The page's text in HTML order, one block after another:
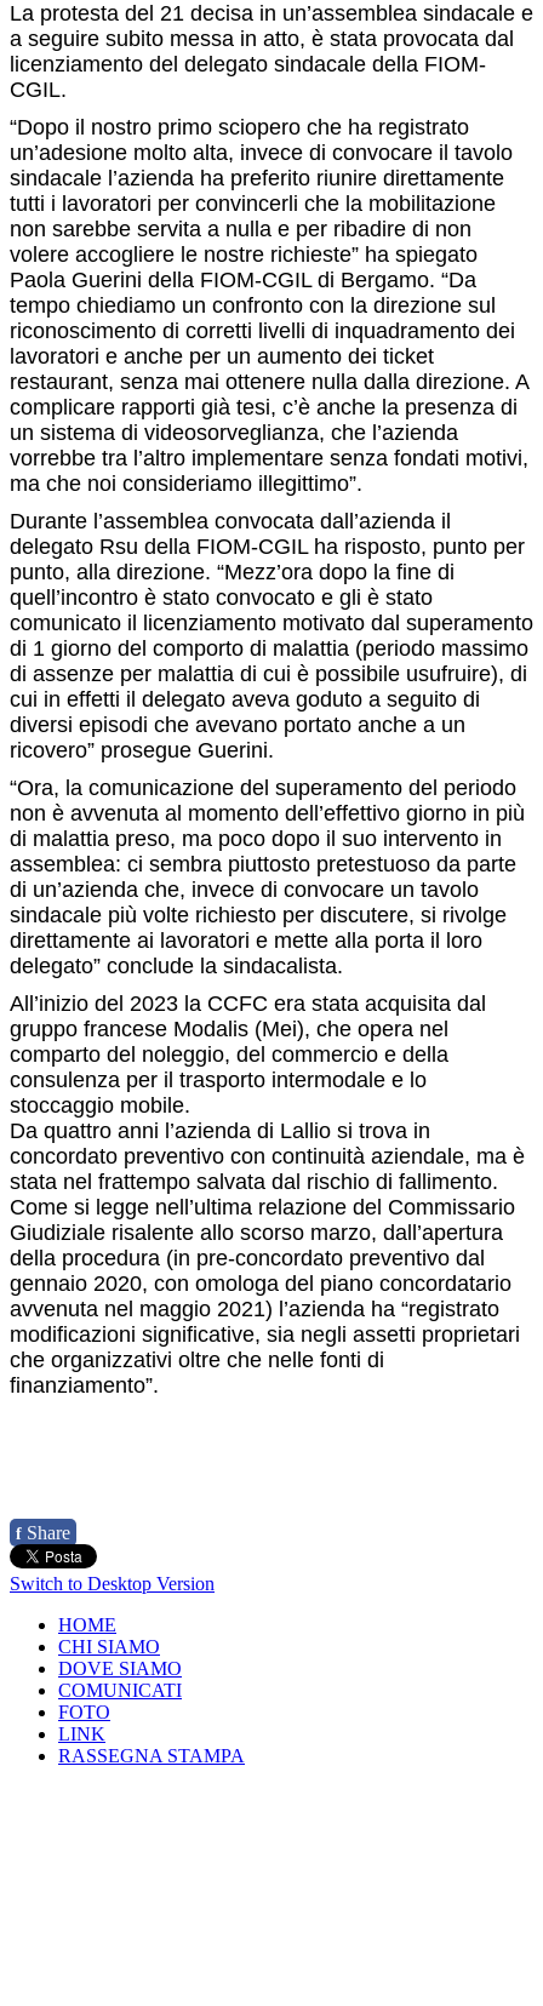
La protesta del 21 decisa in un’assemblea sindacale e
a seguire subito messa in atto, è stata provocata dal
licenziamento del delegato sindacale della FIOM-
CGIL.
“Dopo il nostro primo sciopero che ha registrato
un’adesione molto alta, invece di convocare il tavolo
sindacale l’azienda ha preferito riunire direttamente
tutti i lavoratori per convincerli che la mobilitazione
non sarebbe servita a nulla e per ribadire di non
volere accogliere le nostre richieste” ha spiegato
Paola Guerini della FIOM-CGIL di Bergamo. “Da
tempo chiediamo un confronto con la direzione sul
riconoscimento di corretti livelli di inquadramento dei
lavoratori e anche per un aumento dei ticket
restaurant, senza mai ottenere nulla dalla direzione. A
complicare rapporti già tesi, c’è anche la presenza di
un sistema di videosorveglianza, che l’azienda
vorrebbe tra l’altro implementare senza fondati motivi,
ma che noi consideriamo illegittimo”.
Durante l’assemblea convocata dall’azienda il
delegato Rsu della FIOM-CGIL ha risposto, punto per
punto, alla direzione. “Mezz’ora dopo la fine di
quell’incontro è stato convocato e gli è stato
comunicato il licenziamento motivato dal superamento
di 1 giorno del comporto di malattia (periodo massimo
di assenze per malattia di cui è possibile usufruire), di
cui in effetti il delegato aveva goduto a seguito di
diversi episodi che avevano portato anche a un
ricovero” prosegue Guerini.
“Ora, la comunicazione del superamento del periodo
non è avvenuta al momento dell’effettivo giorno in più
di malattia preso, ma poco dopo il suo intervento in
assemblea: ci sembra piuttosto pretestuoso da parte
di un’azienda che, invece di convocare un tavolo
sindacale più volte richiesto per discutere, si rivolge
direttamente ai lavoratori e mette alla porta il loro
delegato” conclude la sindacalista.
All’inizio del 2023 la CCFC era stata acquisita dal
gruppo francese Modalis (Mei), che opera nel
comparto del noleggio, del commercio e della
consulenza per il trasporto intermodale e lo
stoccaggio mobile.
Da quattro anni l’azienda di Lallio si trova in
concordato preventivo con continuità aziendale, ma è
stata nel frattempo salvata dal rischio di fallimento.
Come si legge nell’ultima relazione del Commissario
Giudiziale risalente allo scorso marzo, dall’apertura
della procedura (in pre-concordato preventivo dal
gennaio 2020, con omologa del piano concordatario
avvenuta nel maggio 2021) l’azienda ha “registrato
modificazioni significative, sia negli assetti proprietari
che organizzativi oltre che nelle fonti di
finanziamento”.
f Share
Switch to Desktop Version
HOME
CHI SIAMO
DOVE SIAMO
COMUNICATI
FOTO
LINK
RASSEGNA STAMPA